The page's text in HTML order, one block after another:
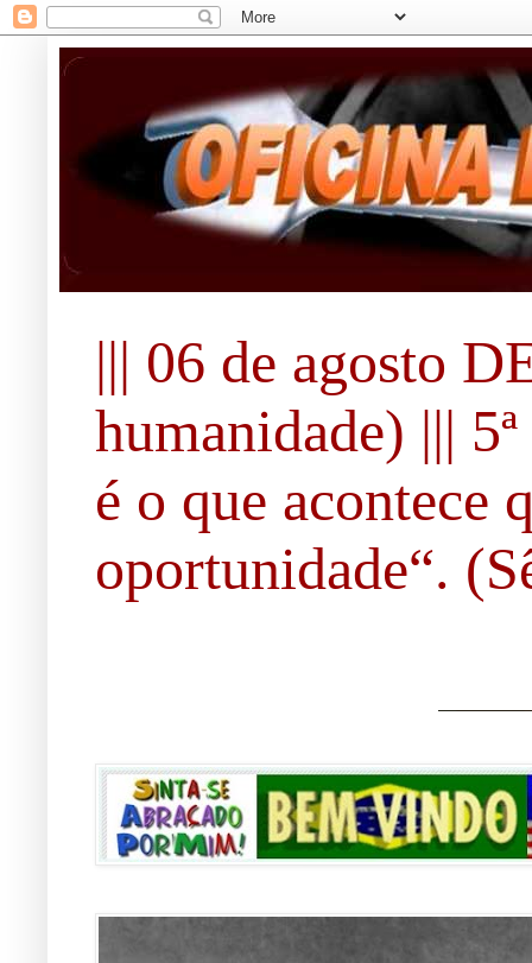
||| 06 de agosto
humanidade) |||
é o que acontece
oportunidade“.